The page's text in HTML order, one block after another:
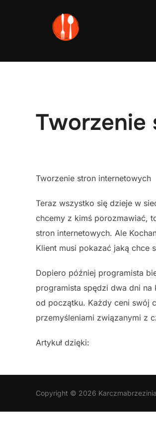
Tworzenie stron internetowych
Teraz wszystko się dzieje w
chcemy z kimś porozmawiać,
stron internetowych. Ale
Klient musi pokazać jaką chce
Dopiero później programista
programista spędzi dwa dni
od początku. Każdy ceni swój
przemyśleniami związanymi z
Artykuł dzięki:
Copyright © 2026